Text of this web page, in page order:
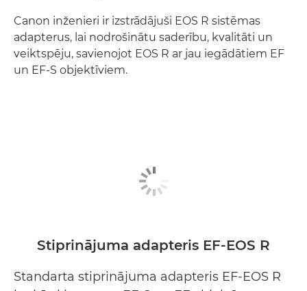
Canon inženieri ir izstrādājuši EOS R sistēmas
adapterus, lai nodrošinātu saderību, kvalitāti un
veiktspēju, savienojot EOS R ar jau iegādātiem EF
un EF-S objektīviem.
Stiprinājuma adapteris EF-EOS R
Standarta stiprinājuma adapteris EF-EOS R